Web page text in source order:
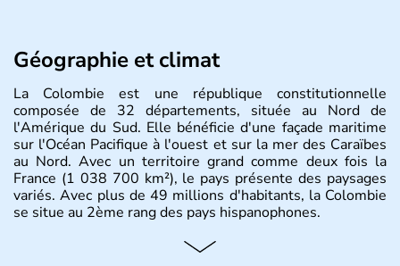
Géographie et climat
La Colombie est une république constitutionnelle
composée de 32 départements, située au Nord de
l'Amérique du Sud. Elle bénéficie d'une façade maritime
sur l'Océan Pacifique à l'ouest et sur la mer des Caraïbes
au Nord. Avec un territoire grand comme deux fois la
France (1 038 700 km²), le pays présente des paysages
variés. Avec plus de 49 millions d'habitants, la Colombie
se situe au 2ème rang des pays hispanophones.
Histoire et administration